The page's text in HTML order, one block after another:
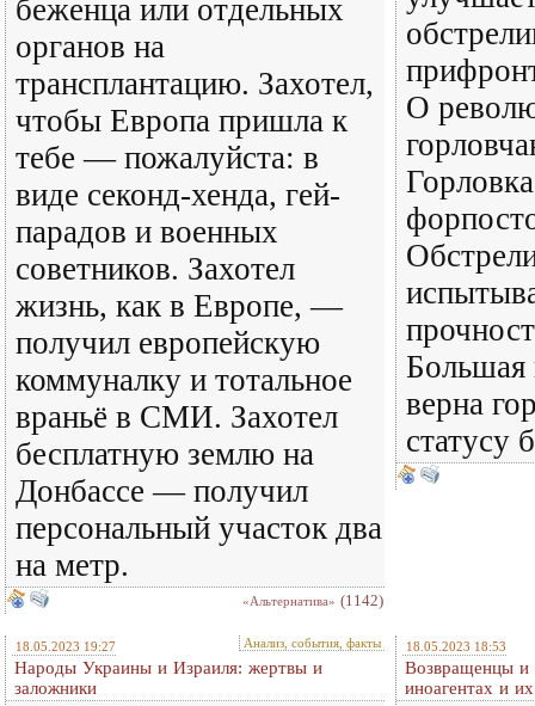
беженца или отдельных
органов на
трансплантацию. Захотел,
чтобы Европа пришла к
тебе — пожалуйста: в
виде секонд-хенда, гей-
парадов и военных
советников. Захотел
жизнь, как в Европе, —
получил европейскую
коммуналку и тотальное
враньё в СМИ. Захотел
бесплатную землю на
Донбассе — получил
персональный участок два
на метр.
«Альтернатива» (1142)
О
Большая
верна
статусу
18.05.2023 19:27 Анализ, события, факты
Народы Украины и Израиля: жертвы и
заложники
18.05.2023 18:53
Возвращенцы и
иноагентах и